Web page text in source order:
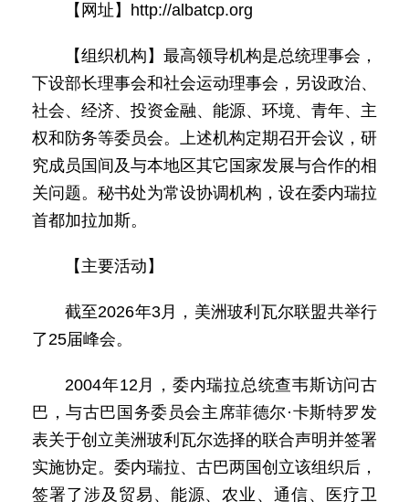
【网址】http://albatcp.org
【组织机构】最高领导机构是总统理事会，
下设部长理事会和社会运动理事会，另设政治、
社会、经济、投资金融、能源、环境、青年、主
权和防务等委员会。上述机构定期召开会议，研
究成员国间及与本地区其它国家发展与合作的相
关问题。秘书处为常设协调机构，设在委内瑞拉
首都加拉加斯。
【主要活动】
截至2026年3月，美洲玻利瓦尔联盟共举行
了25届峰会。
2004年12月，委内瑞拉总统查韦斯访问古
巴，与古巴国务委员会主席菲德尔·卡斯特罗发
表关于创立美洲玻利瓦尔选择的联合声明并签署
实施协定。委内瑞拉、古巴两国创立该组织后，
签署了涉及贸易、能源、农业、通信、医疗卫